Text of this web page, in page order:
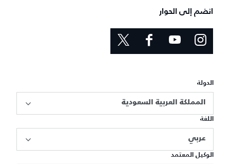
انضم إلى الحوار
الدولة
المملكة العربية السعودية
اللغة
عربي
الوكيل المعتمد